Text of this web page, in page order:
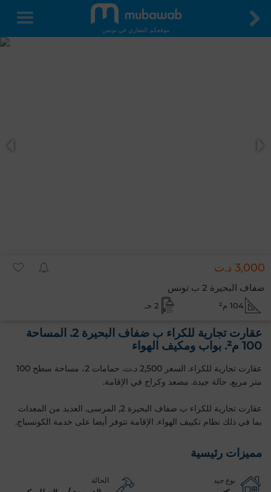
موقعكم العقاري في تونس
3,000 د.ت
ضفاف البحيرة 2 ب تونس
104 م² 2 حـ
عقارت تجارية للكراء ب ضفاف البحيرة 2. المساحة
100 م². بواب ومكيف الهواء
عقارت تجارية للكراء. السعر 2,500 د.ت. حمامات 2، مساحة سطح 100
متر مربع. حالة جيدة. مصعد وكراج في الإقامة.
عقارت تجارية للكراء ب ضفاف البحيرة 2, المرسى. العديد من المعدات
بما في ذلك نظام تكييف الهواء. الإقامة تتوفر أيضا على خدمة الكونسياج.
مميزات رئيسية
نوع جيد الحالة